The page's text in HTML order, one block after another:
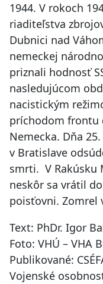
1944. V rokoch
riaditeľstva
Dubnici nad
nemeckej
priznali hodnosť
nasledujúcom
nacistickým
príchodom frontu
Nemecka. Dňa
v Bratislave
smrti. V Rakúsku
neskôr sa vrátil
poisťovni.
Text: PhDr. Igor
Foto: VHÚ – VHA
Publikované:
Vojenské